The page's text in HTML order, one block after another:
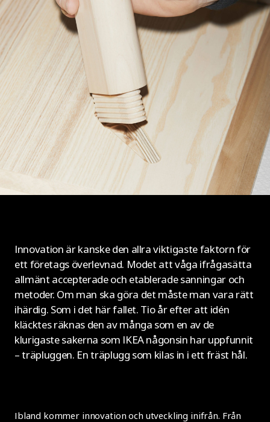
Innovation är kanske den allra viktigaste faktorn för
ett företags överlevnad. Modet att våga ifrågasätta
allmänt accepterade och etablerade sanningar och
metoder. Om man ska göra det måste man vara rätt
ihärdig. Som i det här fallet. Tio år efter att idén
kläcktes räknas den av många som en av de
klurigaste sakerna som IKEA någonsin har uppfunnit
– träpluggen. En träplugg som kilas in i ett fräst hål.
Ibland kommer innovation och utveckling inifrån. Från